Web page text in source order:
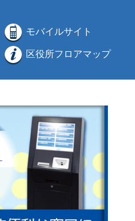
モバイルサイト
区役所フロアマップ